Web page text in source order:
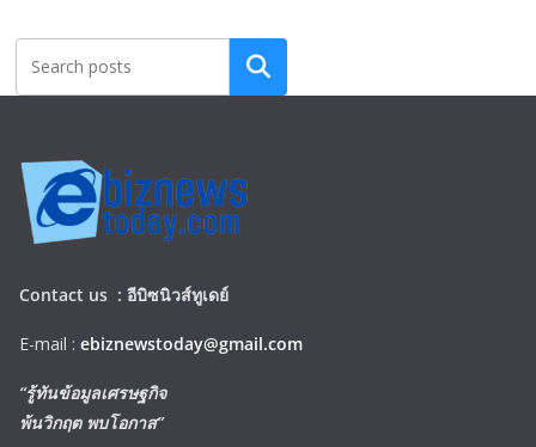
Search
Contact us : อีบิซนิวส์ทูเดย์
E-mail : ebiznewstoday@gmail.com
“รู้ทันข้อมูลเศรษฐกิจ
พ้นวิกฤต พบโอกาส”